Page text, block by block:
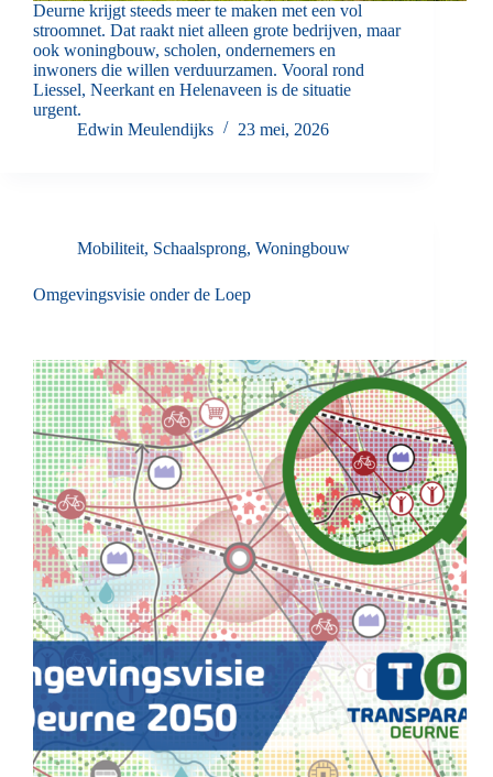
Deurne krijgt steeds meer te maken met een vol
stroomnet. Dat raakt niet alleen grote bedrijven, maar
ook woningbouw, scholen, ondernemers en
inwoners die willen verduurzamen. Vooral rond
Liessel, Neerkant en Helenaveen is de situatie
urgent.
Edwin Meulendijks
23 mei, 2026
Mobiliteit, Schaalsprong, Woningbouw
Omgevingsvisie onder de Loep